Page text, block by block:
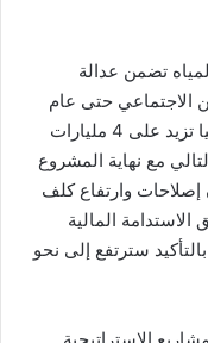
تضمن عدالة
الاجتماعي حتى عام
2029، خاصة وأن مديونية قطاع المياه حاليا تزيد على 4 مليارات
وبالتالي مع نهاية المشروع
إصلاحات وارتفاع كلف
المالية
سترتفع إلى نحو